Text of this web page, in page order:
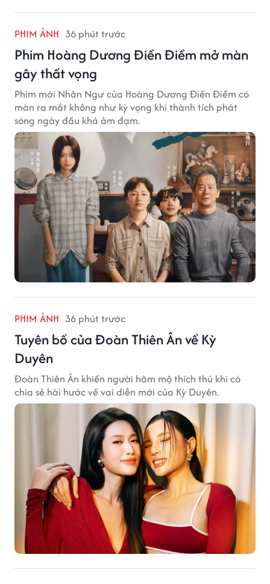
PHIM ẢNH 36 phút trước
Phim Hoàng Dương Điền Điềm mở màn
gây thất vọng
Phim mới Nhân Ngư của Hoàng Dương Điền Điềm có
màn ra mắt không như kỳ vọng khi thành tích phát
sóng ngày đầu khá ảm đạm.
PHIM ẢNH 36 phút trước
Tuyên bố của Đoàn Thiên Ân về Kỳ
Duyên
Đoàn Thiên Ân khiến người hâm mộ thích thú khi có
chia sẻ hài hước về vai diễn mới của Kỳ Duyên.